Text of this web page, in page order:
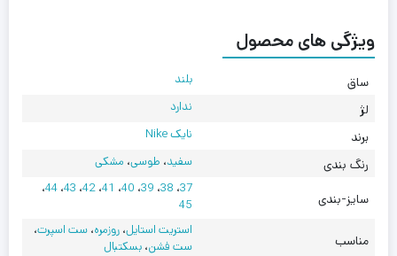
ویژگی های محصول
ساق بلند
لژ ندارد
برند نایک Nike
رنگ بندی سفید، طوسی، مشکی
سایز-بندی
37، 38، 39، 40، 41،42، 43،44،
45
مناسب
استریت استایل،روزمره،ست اسپرت،
ست فشن،بسکتبال